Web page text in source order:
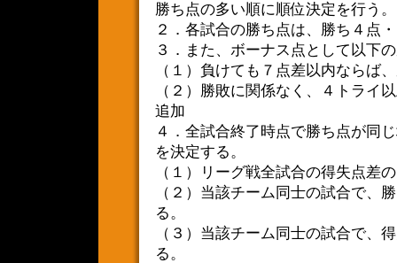
勝ち点の多い順に順位決定を行う。
２．各試合の勝ち点は、勝ち４点
３．また、ボーナス点として以下
（１）負けても７点差以内ならば
（２）勝敗に関係なく、４トライ
追加
４．全試合終了時点で勝ち点が同
を決定する。
（１）リーグ戦全試合の得失点差
（２）当該チーム同士の試合で、
る。
（３）当該チーム同士の試合で、
る。